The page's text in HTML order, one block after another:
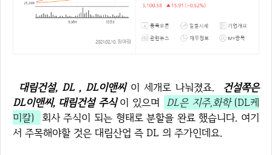
대림건설, DL , DL이앤씨이 세개로 나눠졌죠. 건설쪽은
DL이앤씨, 대림건설 주식이 있으며 DL은 지주,화학(DL케
미칼)
회사 주식이 되는 형태로 분할을 완료 했습니다. 여기
서 주목해야할 것은 대림산업 즉 DL 의 주가인데요.